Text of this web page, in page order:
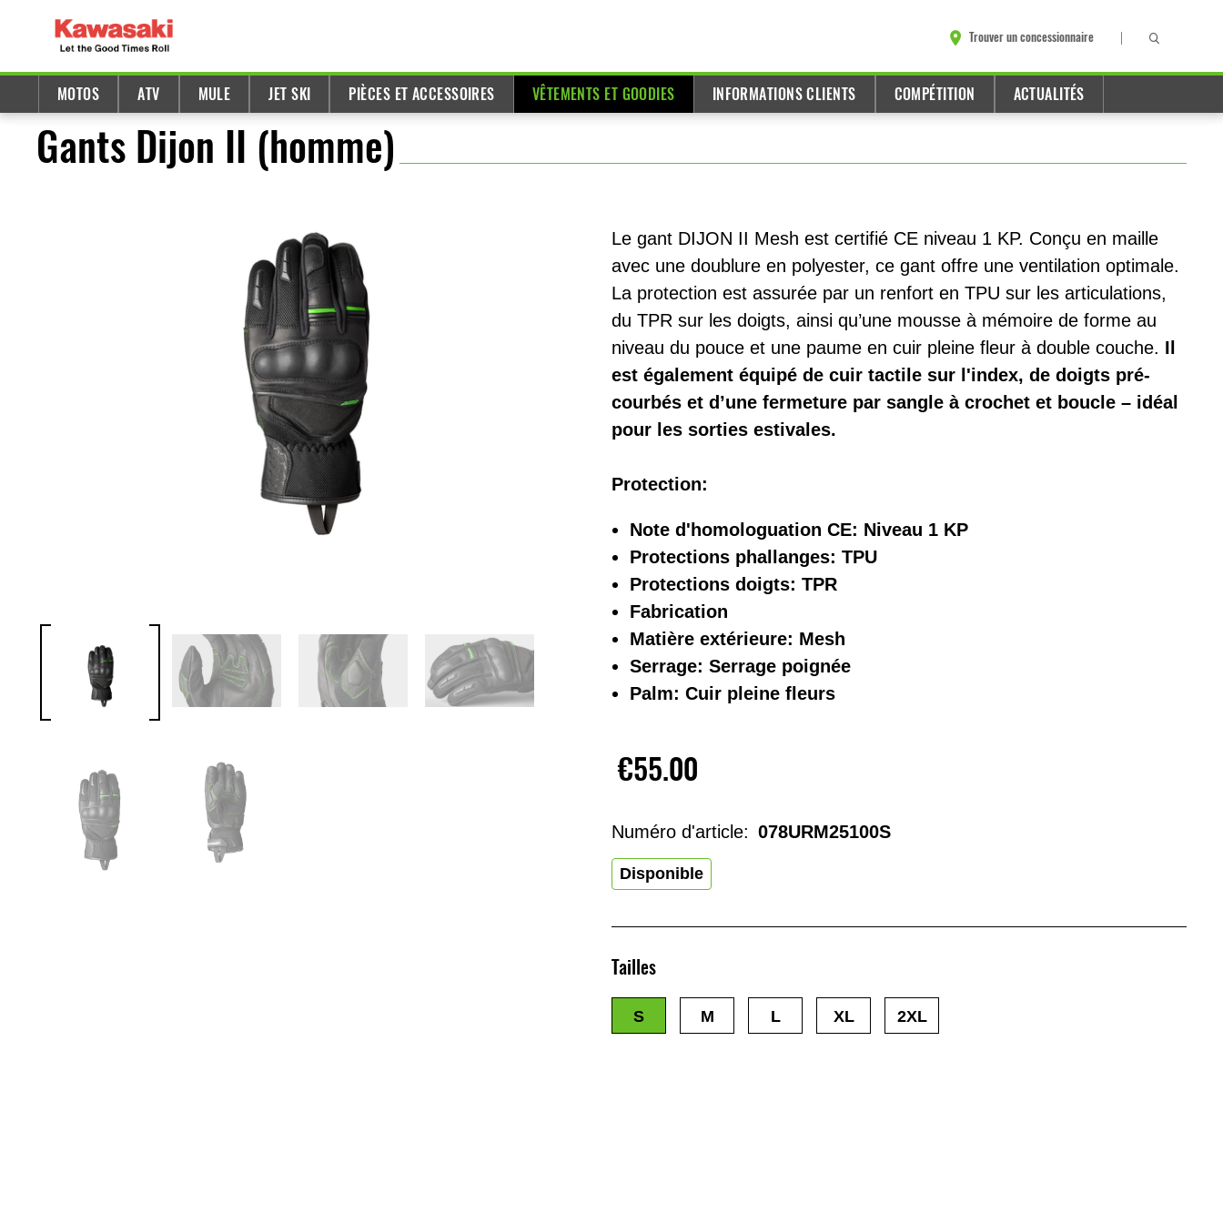
Trouver un concessionnaire
MOTOS ATV MULE JET SKI PIÈCES ET ACCESSOIRES VÊTEMENTS ET GOODIES INFORMATIONS CLIENTS COMPÉTITION ACTUALITÉS
Gants Dijon II (homme)
Le gant DIJON II Mesh est certifié CE niveau 1 KP. Conçu en maille
avec une doublure en polyester, ce gant offre une ventilation optimale.
La protection est assurée par un renfort en TPU sur les articulations,
du TPR sur les doigts, ainsi qu’une mousse à mémoire de forme au
niveau du pouce et une paume en cuir pleine fleur à double couche. Il
est également équipé de cuir tactile sur l'index, de doigts pré-
courbés et d’une fermeture par sangle à crochet et boucle – idéal
pour les sorties estivales.
Protection:
Note d'homologuation CE: Niveau 1 KP
Protections phallanges: TPU
Protections doigts: TPR
Fabrication
Matière extérieure: Mesh
Serrage: Serrage poignée
Palm: Cuir pleine fleurs
€55.00
Disponible
Tailles
S M L XL 2XL
Numéro d'article: 078URM25100S